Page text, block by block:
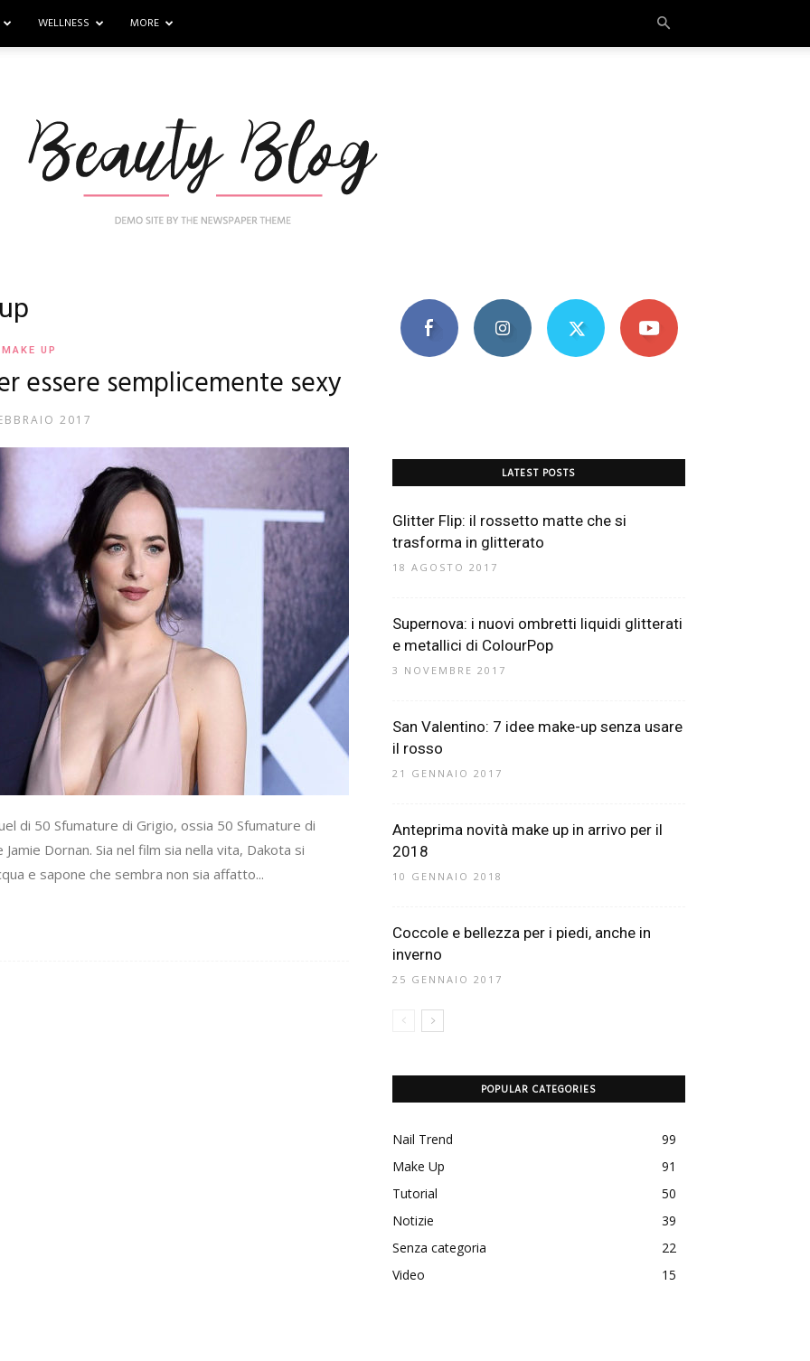
WELLNESS MORE
Mania
MAKE UP
essere semplicemente sexy
2017
di 50 Sfumature di Grigio, ossia 50 Sfumature di
Dornan. Sia nel film sia nella vita, Dakota si
e sapone che sembra non sia affatto...
LATEST POSTS
Glitter Flip: il rossetto matte che si
trasforma in glitterato
18 AGOSTO 2017
Supernova: i nuovi ombretti liquidi glitterati
e metallici di ColourPop
3 NOVEMBRE 2017
San Valentino: 7 idee make-up senza usare
il rosso
21 GENNAIO 2017
Anteprima novità make up in arrivo per il
2018
10 GENNAIO 2018
Coccole e bellezza per i piedi, anche in
inverno
25 GENNAIO 2017
POPULAR CATEGORIES
Nail Trend
99
Make Up
91
Tutorial
50
Notizie
39
Senza categoria
22
Video
15